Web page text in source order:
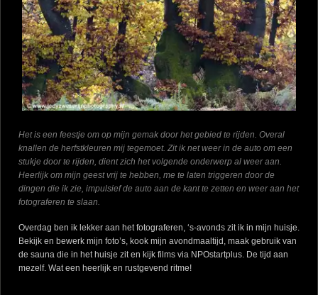
Het is een feestje om op mijn gemak door het gebied te rijden. Overal
knallen de herfstkleuren mij tegemoet. Zit ik net weer in de auto om een
stukje door te rijden, dient zich het volgende onderwerp al weer aan.
Heerlijk om mijn geest vrij te hebben, me te laten triggeren door de
dingen die ik zie, impulsief de auto aan de kant te zetten en weer aan het
fotograferen te slaan.
Overdag ben ik lekker aan het fotograferen, ‘s-avonds zit ik in mijn huisje.
Bekijk en bewerk mijn foto’s, kook mijn avondmaaltijd, maak gebruik van
de sauna die in het huisje zit en kijk films via NPOstartplus. De tijd aan
mezelf. Wat een heerlijk en rustgevend ritme!